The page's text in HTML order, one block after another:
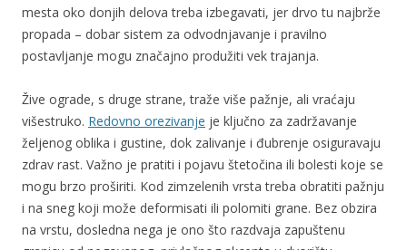
mesta oko donjih delova treba izbegavati, jer drvo tu najbrže
propada – dobar sistem za odvodnjavanje i pravilno
postavljanje mogu značajno produžiti vek trajanja.
Žive ograde, s druge strane, traže više pažnje, ali vraćaju
višestruko. Redovno orezivanje je ključno za zadržavanje
željenog oblika i gustine, dok zalivanje i đubrenje osiguravaju
zdrav rast. Važno je pratiti i pojavu štetočina ili bolesti koje se
mogu brzo proširiti. Kod zimzelenih vrsta treba obratiti pažnju
i na sneg koji može deformisati ili polomiti grane. Bez obzira
na vrstu, dosledna nega je ono što razdvaja zapuštenu